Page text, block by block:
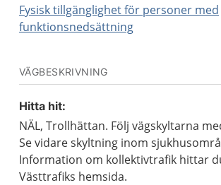
Fysisk tillgänglighet för personer med
funktionsnedsättning
VÄGBESKRIVNING
Hitta hit:
NÄL, Trollhättan. Följ vägskyltarna
Se vidare skyltning inom
Information om kollektivtrafik hittar
Västtrafiks hemsida.